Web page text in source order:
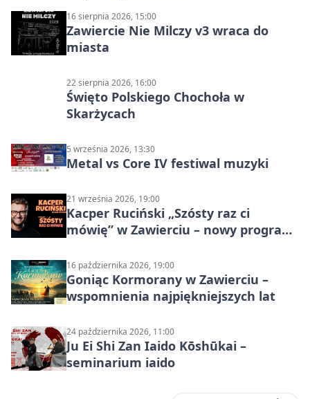
16 sierpnia 2026, 15:00
Zawiercie Nie Milczy v3 wraca do
miasta
22 sierpnia 2026, 16:00
Święto Polskiego Chochoła w
Skarżycach
5 września 2026, 13:30
Metal vs Core IV festiwal muzyki
21 września 2026, 19:00
Kacper Ruciński „Szósty raz ci
mówię” w Zawierciu – nowy program
16 października 2026, 19:00
Goniąc Kormorany w Zawierciu –
wspomnienia najpiękniejszych lat
24 października 2026, 11:00
Ju Ei Shi Zan Iaido Kōshūkai –
seminarium iaido